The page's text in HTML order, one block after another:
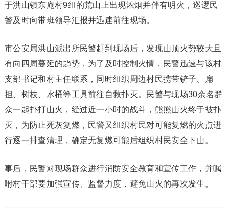
于洪山镇东庵村9组的荒山上出现浓烟并伴有明火，巡逻民
警及时向带班领导汇报并迅速前往现场。
市公安局洪山派出所民警赶到现场后，发现山顶火势较大且
有向四周蔓延的趋势，为了及时控制火情，民警迅速与该村
支部书记和村主任联系，同时组织周边村民携带铲子、扁
担、树枝、水桶等工具前往自救扑灭。民警与现场30余名群
众一起扑打山火，经过近一小时的战斗，熊熊山火终于被扑
灭，为防止死灰复燃，民警又组织村民对可能复燃的火点进
行逐一排查清理，确定无复燃可能后组织村民安全下山。
事后，民警对现场群众进行消防安全教育和宣传工作，并嘱
咐村干部要加强宣传、监督力度，避免山火的再次发生。